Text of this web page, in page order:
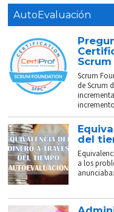
AutoEvaluación
Scrum
Scrum
de Scrum
del
a los